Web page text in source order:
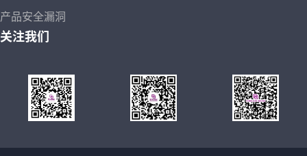
产品安全漏洞
关注我们